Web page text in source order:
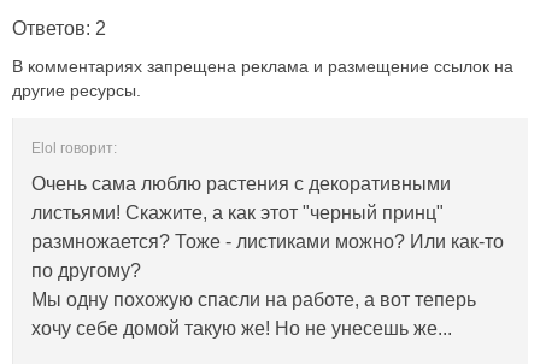
Ответов: 2
В комментариях запрещена реклама и размещение ссылок на
другие ресурсы.
Elol говорит:
Очень сама люблю растения с декоративными
листьями! Скажите, а как этот "черный принц"
размножается? Тоже - листиками можно? Или как-то
по другому?
Мы одну похожую спасли на работе, а вот теперь
хочу себе домой такую же! Но не унесешь же...